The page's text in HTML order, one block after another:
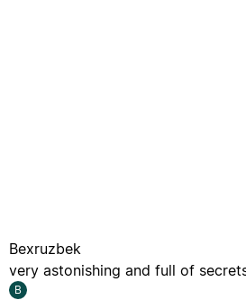
Bexruzbek
very astonishing and full of
B